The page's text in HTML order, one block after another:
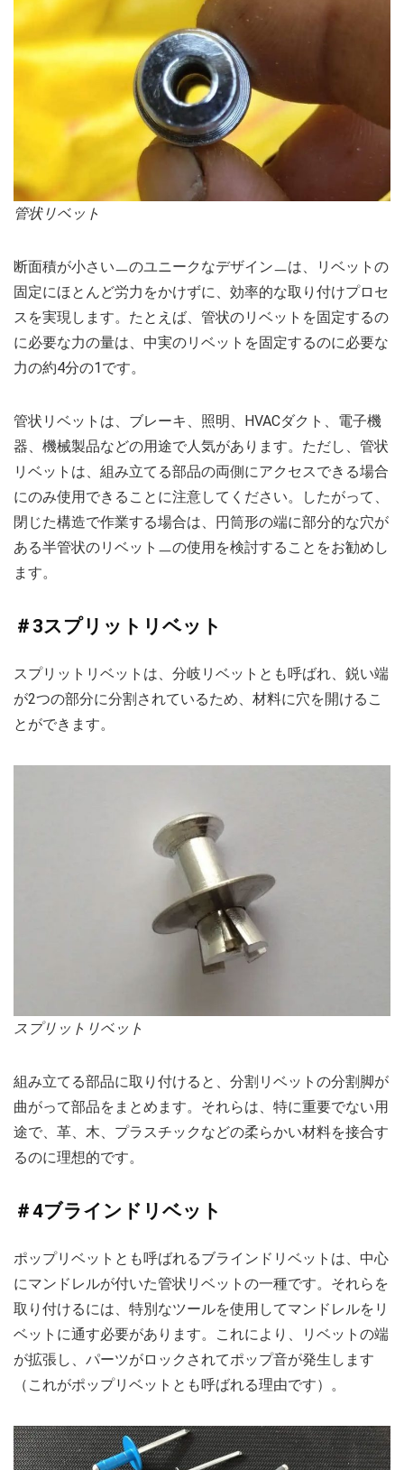
管状リベット
断面積が小さいㅡのユニークなデザインㅡは、リベットの
固定にほとんど労力をかけずに、効率的な取り付けプロセ
スを実現します。たとえば、管状のリベットを固定するの
に必要な力の量は、中実のリベットを固定するのに必要な
力の約4分の1です。
管状リベットは、ブレーキ、照明、HVACダクト、電子機
器、機械製品などの用途で人気があります。ただし、管状
リベットは、組み立てる部品の両側にアクセスできる場合
にのみ使用できることに注意してください。したがって、
閉じた構造で作業する場合は、円筒形の端に部分的な穴が
ある半管状のリベットㅡの使用を検討することをお勧めし
ます。
＃3スプリットリベット
スプリットリベットは、分岐リベットとも呼ばれ、鋭い端
が2つの部分に分割されているため、材料に穴を開けるこ
とができます。
スプリットリベット
組み立てる部品に取り付けると、分割リベットの分割脚が
曲がって部品をまとめます。それらは、特に重要でない用
途で、革、木、プラスチックなどの柔らかい材料を接合す
るのに理想的です。
＃4ブラインドリベット
ポップリベットとも呼ばれるブラインドリベットは、中心
にマンドレルが付いた管状リベットの一種です。それらを
取り付けるには、特別なツールを使用してマンドレルをリ
ベットに通す必要があります。これにより、リベットの端
が拡張し、パーツがロックされてポップ音が発生します
（これがポップリベットとも呼ばれる理由です）。